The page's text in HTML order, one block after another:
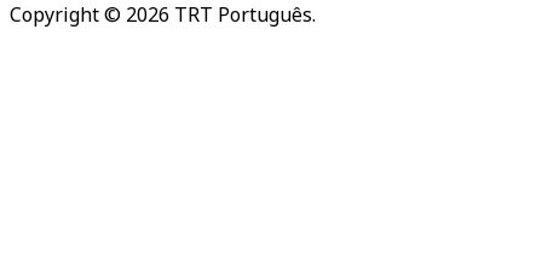
Copyright © 2026 TRT Português.